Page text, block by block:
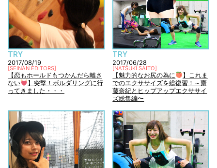
TRY
2017/08/19
[SEINAN EDITORS]
【恋もホールドもつかんだら離さ
ない
】突撃！ボルダリングに行
ってきました・・・
TRY
2017/06/28
[NATSUKI SAITO]
【魅力的なお尻の為に
】これま
でのエクササイズを総復習！～齋
藤奈紀とヒップアップエクササイ
ズ総集編〜